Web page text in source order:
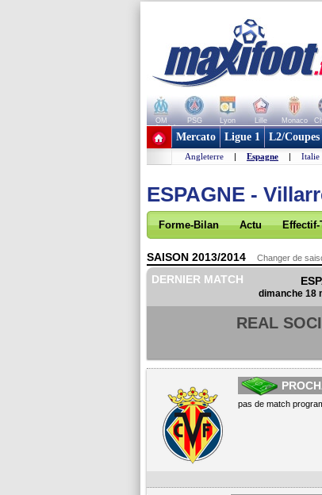
OM PSG Lyon Lille Monaco
+ de clubs
Mercato Ligue 1 L2/Coupes
Angleterre | Espagne | Italie
ESPAGNE -
Forme-Bilan Actu Effectif-
SAISON 2013/2014 Changer de
DERNIER MATCH
dimanche 18
REAL
pas de match